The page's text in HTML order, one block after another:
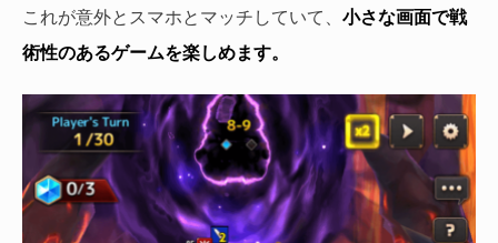
これが意外とスマホとマッチしていて、 小さな画面で戦
術性のあるゲームを楽しめます。